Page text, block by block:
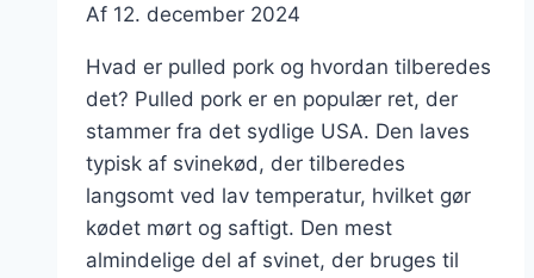
Af 12. december 2024
Hvad er pulled pork og hvordan tilberedes
det? Pulled pork er en populær ret, der
stammer fra det sydlige USA. Den laves
typisk af svinekød, der tilberedes
langsomt ved lav temperatur, hvilket gør
kødet mørt og saftigt. Den mest
almindelige del af svinet, der bruges til